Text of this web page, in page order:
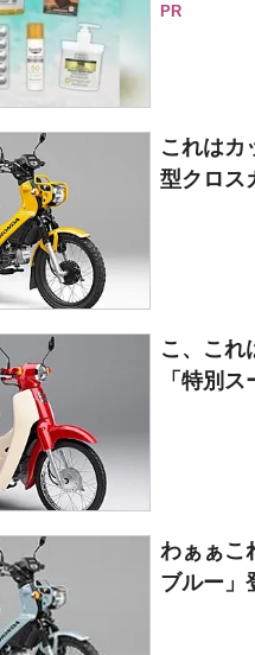
PR
これは
型クロス
こ、こ
「特別
わぁぁこ
ブルー